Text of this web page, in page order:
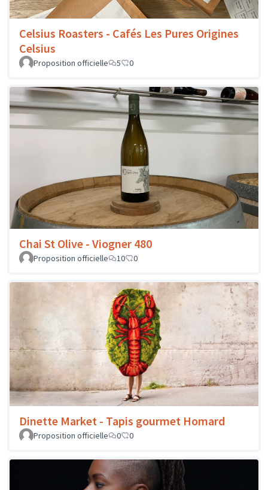
Celsius Roasters - Cafés Les Pures Origines
Celsius
Proposition officielle 5 0
Chai St Olive - Viogner 480
Proposition officielle 10 0
Dinette Market - Tapis gourmet Homard
Proposition officielle 0 0